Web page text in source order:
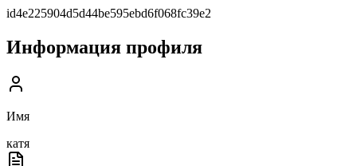
id4e225904d5d44be595ebd6f068fc39e2
Информация профиля
Имя
катя